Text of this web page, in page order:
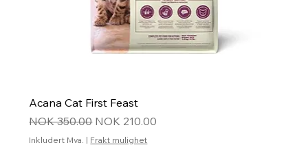
Acana Cat First Feast
Vanlig pris
NOK 350.00 Salgspris
NOK 210.00
Inkludert Mva. | Frakt mulighet